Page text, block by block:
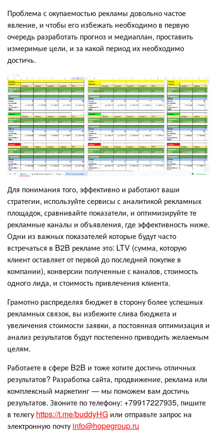
Проблема с окупаемостью рекламы довольно частое
явление, и чтобы его избежать необходимо в первую
очередь разработать прогноз и медиаплан, проставить
измеримые цели, и за какой период их необходимо
достичь.
Для понимания того, эффективно и работают ваши
стратегии, используйте сервисы с аналитикой рекламных
площадок, сравнивайте показатели, и оптимизируйте те
рекламные каналы и объявления, где эффективность ниже.
Одни из важных показателей которые будут часто
встречаться в B2B рекламе это: LTV (сумма, которую
клиент оставляет от первой до последней покупке в
компании), конверсии полученные с каналов, стоимость
одного лида, и стоимость привлечения клиента.
Грамотно распределяя бюджет в сторону более успешных
рекламных связок, вы избежите слива бюджета и
увеличения стоимости заявки, а постоянная оптимизация и
анализ результатов будут постепенно приводить желаемым
целям.
Работаете в сфере B2B и тоже хотите достичь отличных
результатов? Разработка сайта, продвижение, реклама или
комплексный маркетинг — мы поможем вам достичь
результатов. Звоните по телефону: +79917227935, пишите
в телегу https://t.me/buddyHG или отправьте запрос на
электронную почту info@hopegroup.ru